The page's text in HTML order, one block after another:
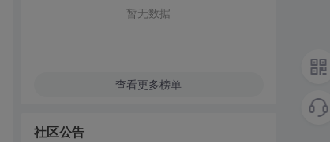
暂无数据
查看更多榜单
社区公告